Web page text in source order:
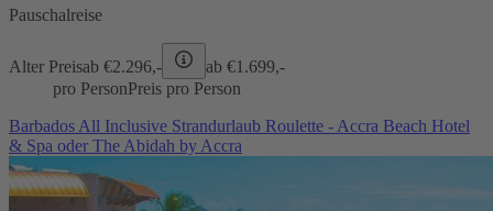
Pauschalreise
Alter Preisab €2.296,- ab €1.699,-
pro PersonPreis pro Person
Barbados All Inclusive Strandurlaub Roulette - Accra Beach Hotel
& Spa oder The Abidah by Accra